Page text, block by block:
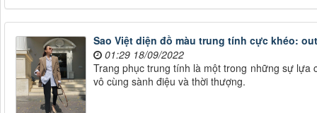
Sao Việt diện đồ màu trung tính cực khéo:
01:29 18/09/2022
Trang phục trung tính là một trong những sự lựa
vô cùng sành điệu và thời thượng.